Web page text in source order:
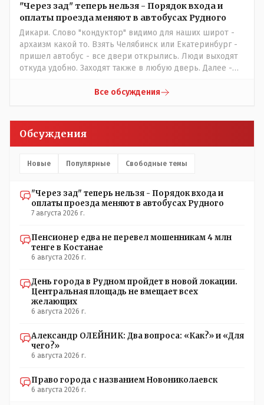
"Через зад" теперь нельзя - Порядок входа и
оплаты проезда меняют в автобусах Рудного
Дикари. Слово "кондуктор" видимо для наших широт -
архаизм какой то. Взять Челябинск или Екатеринбург -
пришел автобус - все двери открылись. Люди выходят
откуда удобно. Заходят также в любую дверь. Далее -
либо кондуктор подойдет с терминалом. Водитель
Кондуктор - помимо удобства - несомненно рабочие
места. Сколько людей можно трудоустроить? Но зачем,
контролировать , и (в редких случаях оплаты наличкой)
умудряемся похерить(
Все обсуждения
Обсуждения
Новые Популярные Свободные темы
"Через зад" теперь нельзя - Порядок входа и
оплаты проезда меняют в автобусах Рудного
7 августа 2026 г.
Пенсионер едва не перевел мошенникам 4 млн
тенге в Костанае
6 августа 2026 г.
День города в Рудном пройдет в новой локации.
Центральная площадь не вмещает всех
желающих
6 августа 2026 г.
Александр ОЛЕЙНИК: Два вопроса: «Как?» и «Для
чего?»
6 августа 2026 г.
Право города с названием Новониколаевск
6 августа 2026 г.